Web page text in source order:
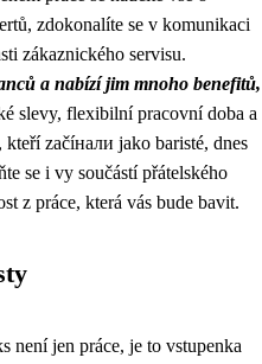
zdokonalíte se v komunikaci
zákaznického servisu.
a nabízí jim mnoho benefitů,
slevy, flexibilní pracovní doba a
začíнали jako baristé, dnes
se i vy součástí přátelského
z práce, která vás bude bavit.
není jen práce, je to vstupenka